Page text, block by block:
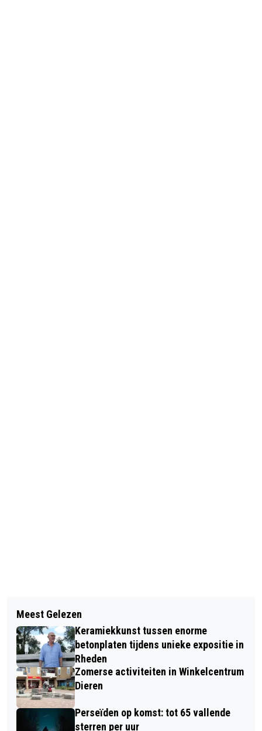
GROTE WAARDERING VOOR VELPS
BEDRIJF DAT SPATBRILLEN MAAKT
OPTREDENS BIJ VERZORGINGSHUIZEN
DOOR ZANGER WILLEM JANSEN EN
ZANGERES MERIAM BRUGGINK
Meest Gelezen
Keramiekkunst tussen enorme
betonplaten tijdens unieke expositie in
Rheden
Zomerse activiteiten in Winkelcentrum
Dieren
Perseïden op komst: tot 65 vallende
sterren per uur